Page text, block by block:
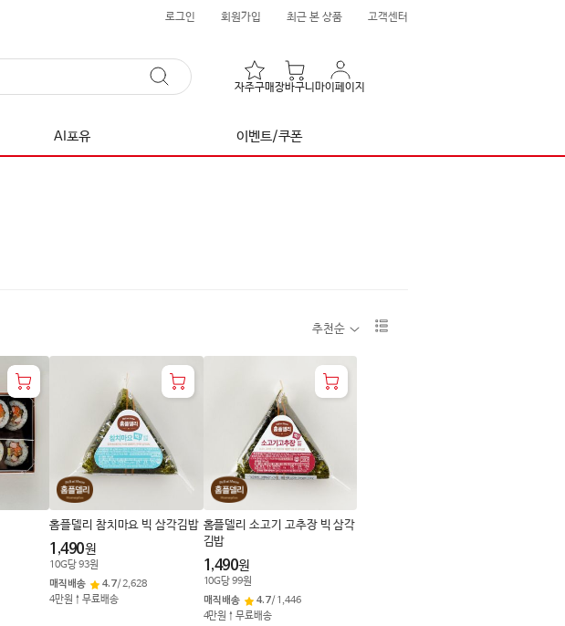
로그인 회원가입 최근 본 상품 고객센터
자주구매장바구니 마이페이지
AI포유 이벤트/쿠폰
추천순
홈플델리 참치마요 빅 삼각김밥
1,490원
10G당93원
매직배송
4.7/2,628
4만원↑무료배송
홈플델리 소고기 고추장 빅 삼각
김밥
1,490원
10G당99원
매직배송
4.7/ 1,446
4만원↑무료배송